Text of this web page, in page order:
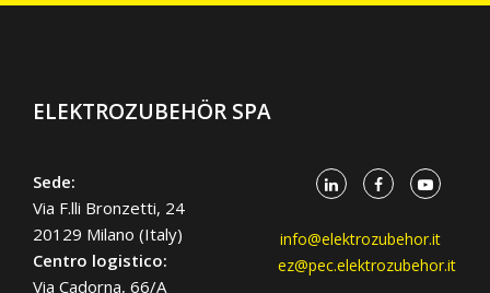
ELEKTROZUBEHÖR SPA
Sede:
Via F.lli Bronzetti, 24
20129 Milano (Italy)
Centro logistico:
Via Cadorna, 66/A
info@elektrozubehor.it
ez@pec.elektrozubehor.it